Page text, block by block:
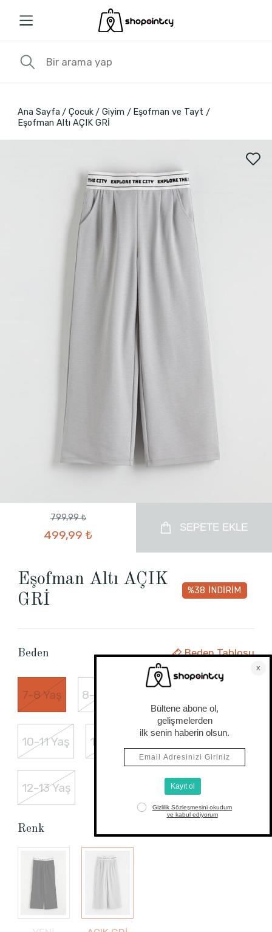
Ana Sayfa Çocuk Giyim
Eşofman ve Tayt
Eşofman Altı AÇIK GRİ
799,99 ₺
499,99 ₺
SEPETE EKLE
Eşofman Altı AÇIK
GRİ
%38 İNDİRİM
Beden Beden Tablosu
7-8 Yaş 8-9 Yaş
10-11 Yaş 13-14 Yaş
12-13 Yaş
Renk